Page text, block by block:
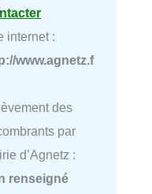
internet :
www.agnetz.f
des
par
d’Agnetz :
renseigné